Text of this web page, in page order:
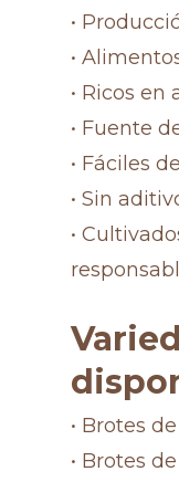
•
•
• Ricos
• Fuente
• Fáciles
• Sin
•
• Brotes
• Brotes